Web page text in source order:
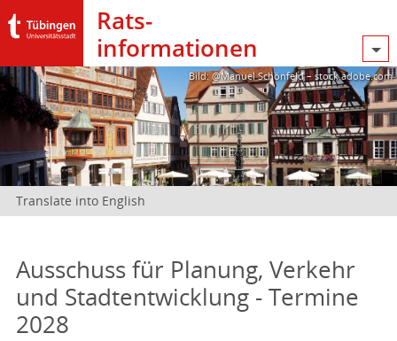
Rats­
informationen
Bild: @Manuel Schönfeld – stock.adobe.com
Translate into English
Ausschuss für Planung, Verkehr
und Stadtentwicklung - Termine
2028